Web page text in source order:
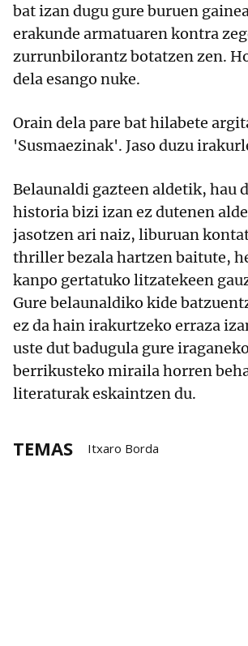
bat izan dugu gure buruen
erakunde armatuaren kontra
zurrunbilorantz botatzen zen.
dela esango nuke.
Orain dela pare bat hilabete
'Susmaezinak'. Jaso duzu
Belaunaldi gazteen aldetik, hau
historia bizi izan ez dutenen
jasotzen ari naiz, liburuan
thriller bezala hartzen baitute,
kanpo gertatuko litzatekeen
Gure belaunaldiko kide
ez da hain irakurtzeko erraza
uste dut badugula gure
berrikusteko miraila horren
literaturak eskaintzen du.
TEMAS Itxaro Borda